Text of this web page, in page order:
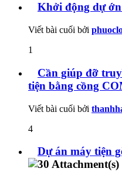
Khởi động dự
Viết bài cuối bởi
1
Cần giúp đỡ
tiện bằng cồng
Viết bài cuối bởi
4
Dự án máy tiện